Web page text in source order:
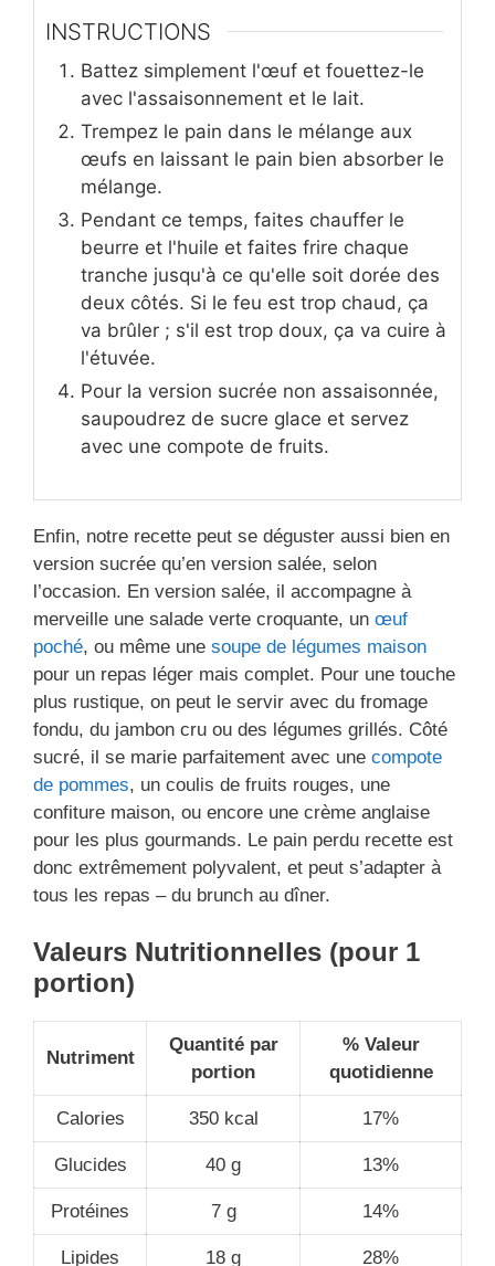
INSTRUCTIONS
Battez simplement l'œuf et fouettez-le
avec l'assaisonnement et le lait.
Trempez le pain dans le mélange aux
œufs en laissant le pain bien absorber le
mélange.
Pendant ce temps, faites chauffer le
beurre et l'huile et faites frire chaque
tranche jusqu'à ce qu'elle soit dorée des
deux côtés. Si le feu est trop chaud, ça
va brûler ; s'il est trop doux, ça va cuire à
l'étuvée.
Pour la version sucrée non assaisonnée,
saupoudrez de sucre glace et servez
avec une compote de fruits.
Enfin, notre recette peut se déguster aussi bien en
version sucrée qu’en version salée, selon
l’occasion. En version salée, il accompagne à
merveille une salade verte croquante, un œuf
poché, ou même une soupe de légumes maison
pour un repas léger mais complet. Pour une touche
plus rustique, on peut le servir avec du fromage
fondu, du jambon cru ou des légumes grillés. Côté
sucré, il se marie parfaitement avec une compote
de pommes, un coulis de fruits rouges, une
confiture maison, ou encore une crème anglaise
pour les plus gourmands. Le pain perdu recette est
donc extrêmement polyvalent, et peut s’adapter à
tous les repas – du brunch au dîner.
Valeurs Nutritionnelles (pour 1
portion)
Nutriment
Quantité par
portion
% Valeur
quotidienne
Calories 350 kcal 17%
Glucides 40 g 13%
Protéines 7 g 14%
Lipides 18 g 28%